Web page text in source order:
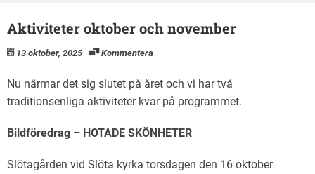
Natursköna Falbygden
Aktiviteter oktober och november
13 oktober, 2025 Kommentera
Nu närmar det sig slutet på året och vi har två
traditionsenliga aktiviteter kvar på programmet.
Bildföredrag – HOTADE SKÖNHETER
Slötagården vid Slöta kyrka torsdagen den 16 oktober